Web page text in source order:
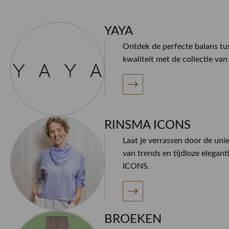
YAYA
Ontdek de perfecte balans
kwaliteit met de collectie van
RINSMA ICONS
Laat je verrassen door de
van trends en tijdloze
ICONS.
BROEKEN